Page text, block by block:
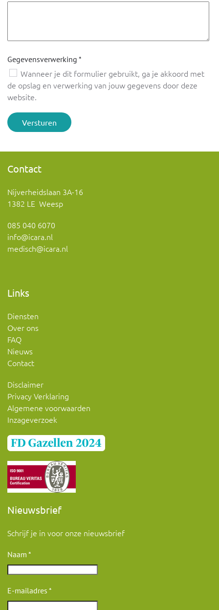
Gegevensverwerking *
Wanneer je dit formulier gebruikt, ga je akkoord met
de opslag en verwerking van jouw gegevens door deze
website.
Versturen
Contact
Nijverheidslaan 3A-16
1382 LE Weesp
085 040 6070
info@icara.nl
medisch@icara.nl
Links
Diensten
Over ons
FAQ
Nieuws
Contact
Disclaimer
Privacy Verklaring
Algemene voorwaarden
Inzageverzoek
Nieuwsbrief
Schrijf je in voor onze nieuwsbrief
Naam *
E-mailadres *